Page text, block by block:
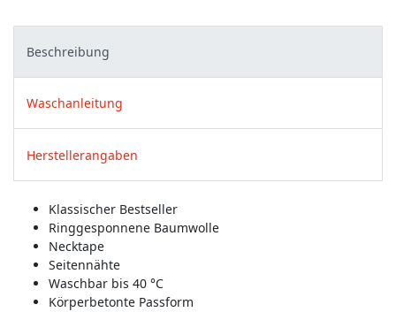
Beschreibung
Waschanleitung
Herstellerangaben
Klassischer Bestseller
Ringgesponnene Baumwolle
Necktape
Seitennähte
Waschbar bis 40 °C
Körperbetonte Passform